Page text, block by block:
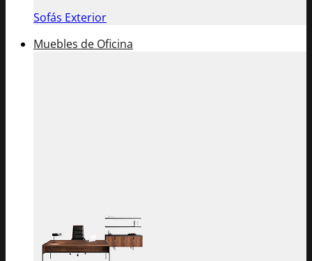
Sofás Exterior
Muebles de Oficina